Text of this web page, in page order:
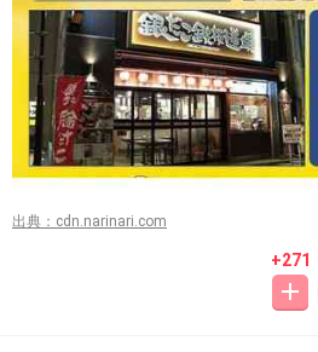
出典：cdn.narinari.com
+271